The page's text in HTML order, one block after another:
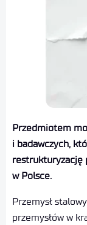
Przedmiotem
i badawczych,
restrukturyzację
w Polsce.
Przemysł
przemysłów w